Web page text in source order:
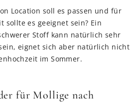
Location soll es passen und für
sollte es geeignet sein? Ein
Stoff kann natürlich sehr
eignet sich aber natürlich nicht
im Sommer.
für Mollige nach